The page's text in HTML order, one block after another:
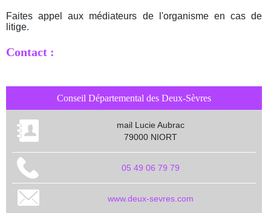
Faites appel aux médiateurs de l'organisme en cas de
litige.
Contact :
Conseil Départemental des Deux-Sèvres
mail Lucie Aubrac
79000 NIORT
05 49 06 79 79
www.deux-sevres.com